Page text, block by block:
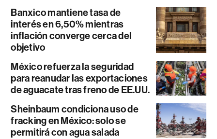
Banxico mantiene tasa de
interés en 6,50% mientras
inflación converge cerca del
objetivo
México refuerza la seguridad
para reanudar las exportaciones
de aguacate tras freno de EE.UU.
Sheinbaum condiciona uso de
fracking en México: solo se
permitirá con agua salada